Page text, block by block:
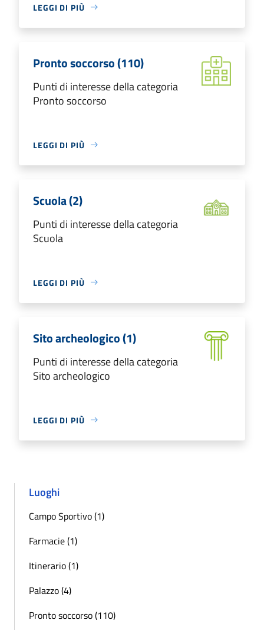
LEGGI DI PIÙ
Pronto soccorso (110)
Punti di interesse della categoria
Pronto soccorso
LEGGI DI PIÙ
Scuola (2)
Punti di interesse della categoria
Scuola
LEGGI DI PIÙ
Sito archeologico (1)
Punti di interesse della categoria
Sito archeologico
LEGGI DI PIÙ
Luoghi
Campo Sportivo (1)
Farmacie (1)
Itinerario (1)
Palazzo (4)
Pronto soccorso (110)